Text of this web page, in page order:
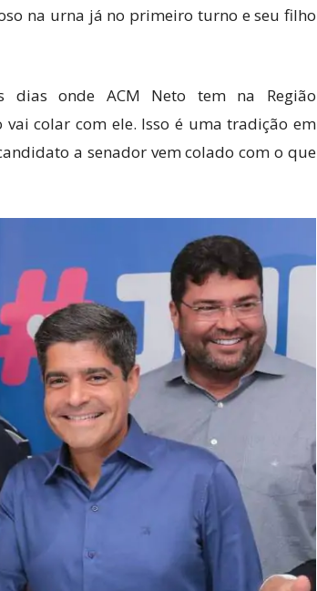
na urna já no primeiro turno e seu filho
dias onde ACM Neto tem na Região
colar com ele. Isso é uma tradição em
a senador vem colado com o que